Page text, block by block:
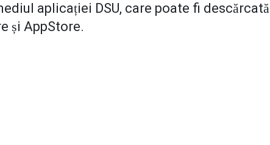
aplicației DSU, care poate fi descărcată
și AppStore.